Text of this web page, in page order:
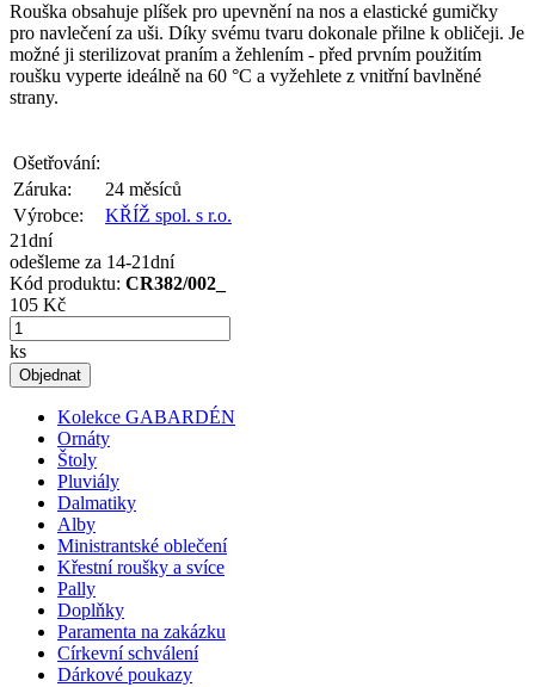
Rouška obsahuje plíšek pro upevnění na nos a elastické gumičky
pro navlečení za uši. Díky svému tvaru dokonale přilne k obličeji. Je
možné ji sterilizovat praním a žehlením - před prvním použitím
roušku vyperte ideálně na 60 °C a vyžehlete z vnitřní bavlněné
strany.
Ošetřování:
Záruka:
24 měsíců
Výrobce:
KŘÍŽ spol. s r.o.
21dní
odešleme za 14-21dní
Kód produktu: CR382/002_
105 Kč
ks
Objednat
Kolekce GABARDÉN
Ornáty
Štoly
Pluviály
Dalmatiky
Alby
Ministrantské oblečení
Křestní roušky a svíce
Pally
Doplňky
Paramenta na zakázku
Církevní schválení
Dárkové poukazy